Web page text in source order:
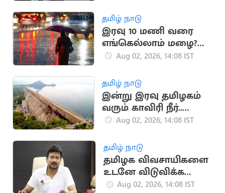
தமிழ் நாடு
இரவு 10 மணி வரை
எங்கெல்லாம் மழை?
முழு விவரம்
Aug 02, 2026, 14:08 IST
தமிழ் நாடு
இன்று இரவு தமிழகம்
வரும் காவிரி நீர்..
மேட்டூர் அணை
Aug 02, 2026, 14:08 IST
தமிழ் நாடு
தமிழக விவசாயிகளை
உடனே விடுவிக்க
உதயநிதி ஸ்டாலின்
Aug 02, 2026, 14:08 IST